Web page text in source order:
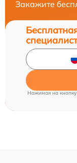
Закажите
Нажимая на